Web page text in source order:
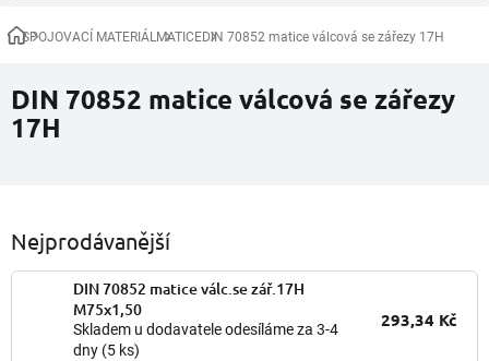
DomůSPOJOVACÍ MATERIÁLMATICEDIN 70852 matice válcová se zářezy 17H
DIN 70852 matice válcová se zářezy
17H
Nejprodávanější
DIN 70852 matice válc.se zář.17H
M75x1,50
Skladem u dodavatele odesíláme za 3-4
dny (5 ks)
293,34 Kč